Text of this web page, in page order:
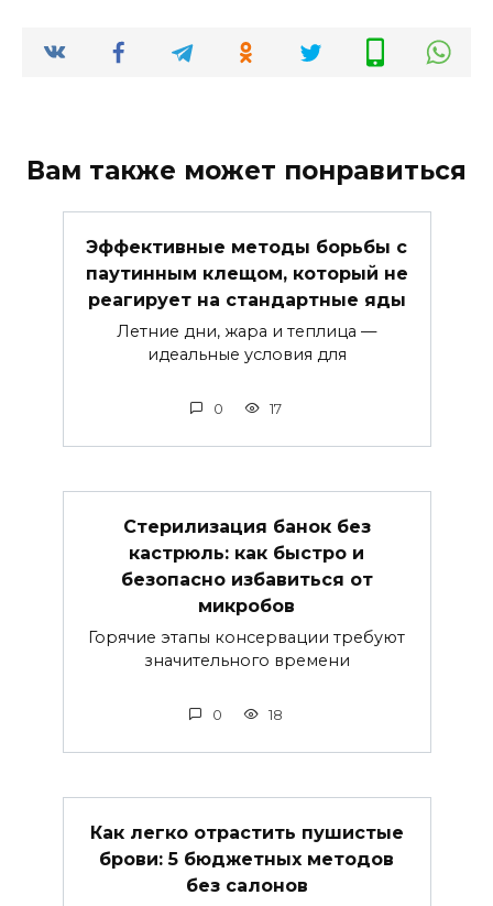
Вам также может понравиться
Эффективные методы борьбы с
паутинным клещом, который не
реагирует на стандартные яды
Летние дни, жара и теплица —
идеальные условия для
0 17
Стерилизация банок без
кастрюль: как быстро и
безопасно избавиться от
микробов
Горячие этапы консервации требуют
значительного времени
0 18
Как легко отрастить пушистые
брови: 5 бюджетных методов
без салонов